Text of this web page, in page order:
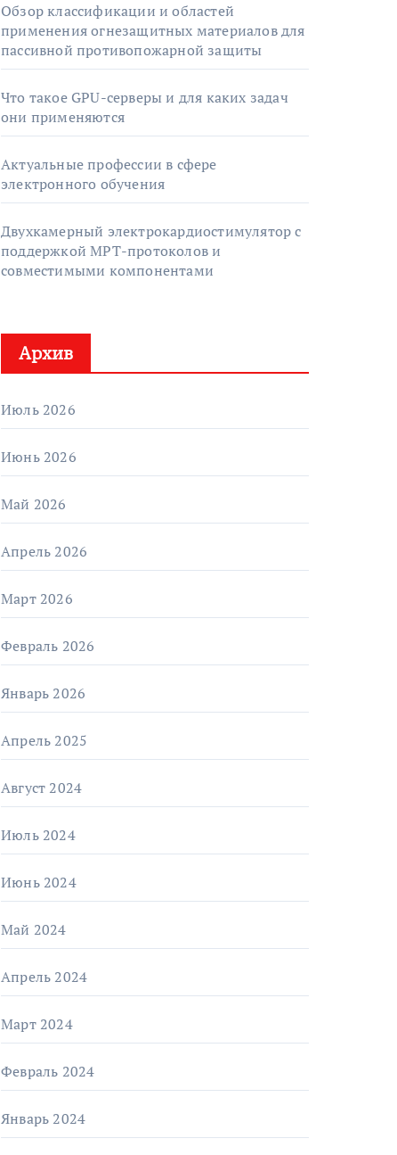
Обзор классификации и областей
применения огнезащитных материалов для
пассивной противопожарной защиты
Что такое GPU-серверы и для каких задач
они применяются
Актуальные профессии в сфере
электронного обучения
Двухкамерный электрокардиостимулятор с
поддержкой МРТ-протоколов и
совместимыми компонентами
Архив
Июль 2026
Июнь 2026
Май 2026
Апрель 2026
Март 2026
Февраль 2026
Январь 2026
Апрель 2025
Август 2024
Июль 2024
Июнь 2024
Май 2024
Апрель 2024
Март 2024
Февраль 2024
Январь 2024